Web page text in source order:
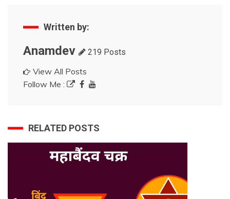
Written by:
Anamdev 219 Posts
View All Posts
Follow Me :
RELATED POSTS